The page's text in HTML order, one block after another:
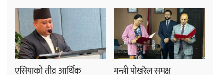
एसियाको तीव्र आर्थिक
मन्त्री पोखरेल समक्ष